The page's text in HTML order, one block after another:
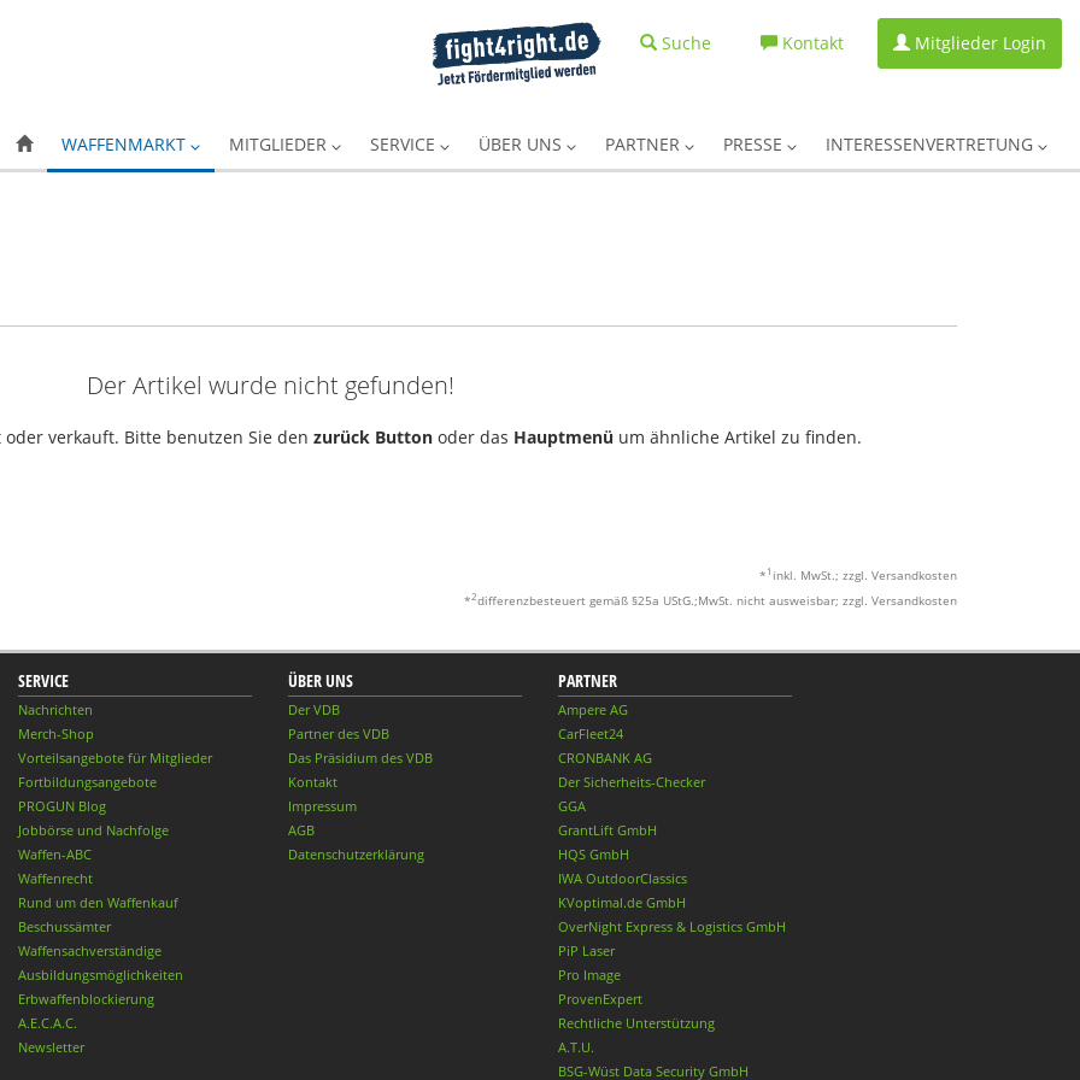
Suche Kontakt Mitglieder Login
WAFFENMARKT MITGLIEDER SERVICE ÜBER UNS PARTNER PRESSE INTERESSENVERTRETUNG
Der Artikel wurde nicht gefunden!
verkauft. Bitte benutzen Sie den zurück Button oder das Hauptmenü um ähnliche Artikel zu finden.
* 1 inkl. MwSt.; zzgl. Versandkosten
*2differenzbesteuert gemäß §25a UStG.;MwSt. nicht ausweisbar; zzgl. Versandkosten
SERVICE
Nachrichten
Merch-Shop
Vorteilsangebote für Mitglieder
Fortbildungsangebote
PROGUN Blog
Jobbörse und Nachfolge
Waffen-ABC
Waffenrecht
Rund um den Waffenkauf
Beschussämter
Waffensachverständige
Ausbildungsmöglichkeiten
Erbwaffenblockierung
A.E.C.A.C.
Newsletter
ÜBER UNS
Der VDB
Partner des VDB
Das Präsidium des VDB
Kontakt
Impressum
AGB
Datenschutzerklärung
PARTNER
Ampere AG
CarFleet24
CRONBANK AG
Der Sicherheits-Checker
GGA
GrantLift GmbH
HQS GmbH
IWA OutdoorClassics
KVoptimal.de GmbH
OverNight Express & Logistics GmbH
PiP Laser
Pro Image
ProvenExpert
Rechtliche Unterstützung
A.T.U.
BSG-Wüst Data Security GmbH